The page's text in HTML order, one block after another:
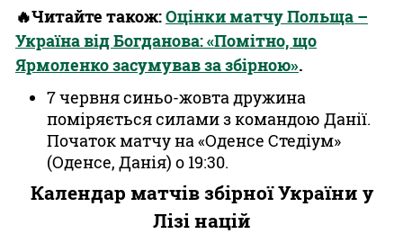
🔥Читайте також:Оцінки матчу Польща –
Україна від Богданова: «Помітно, що
Ярмоленко засумував за збірною».
7 червня синьо-жовта дружина
поміряється силами з командою Данії.
Початок матчу на «Оденсе Стедіум»
(Оденсе, Данія) о 19:30.
Календар матчів збірної України у
Лізі націй